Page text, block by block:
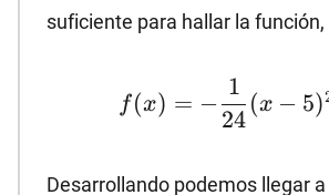
suficiente para hallar la función,
\dfrac{1}
5)^2+7
f(x) = −
24
1
(x − 5)
Desarrollando podemos llegar